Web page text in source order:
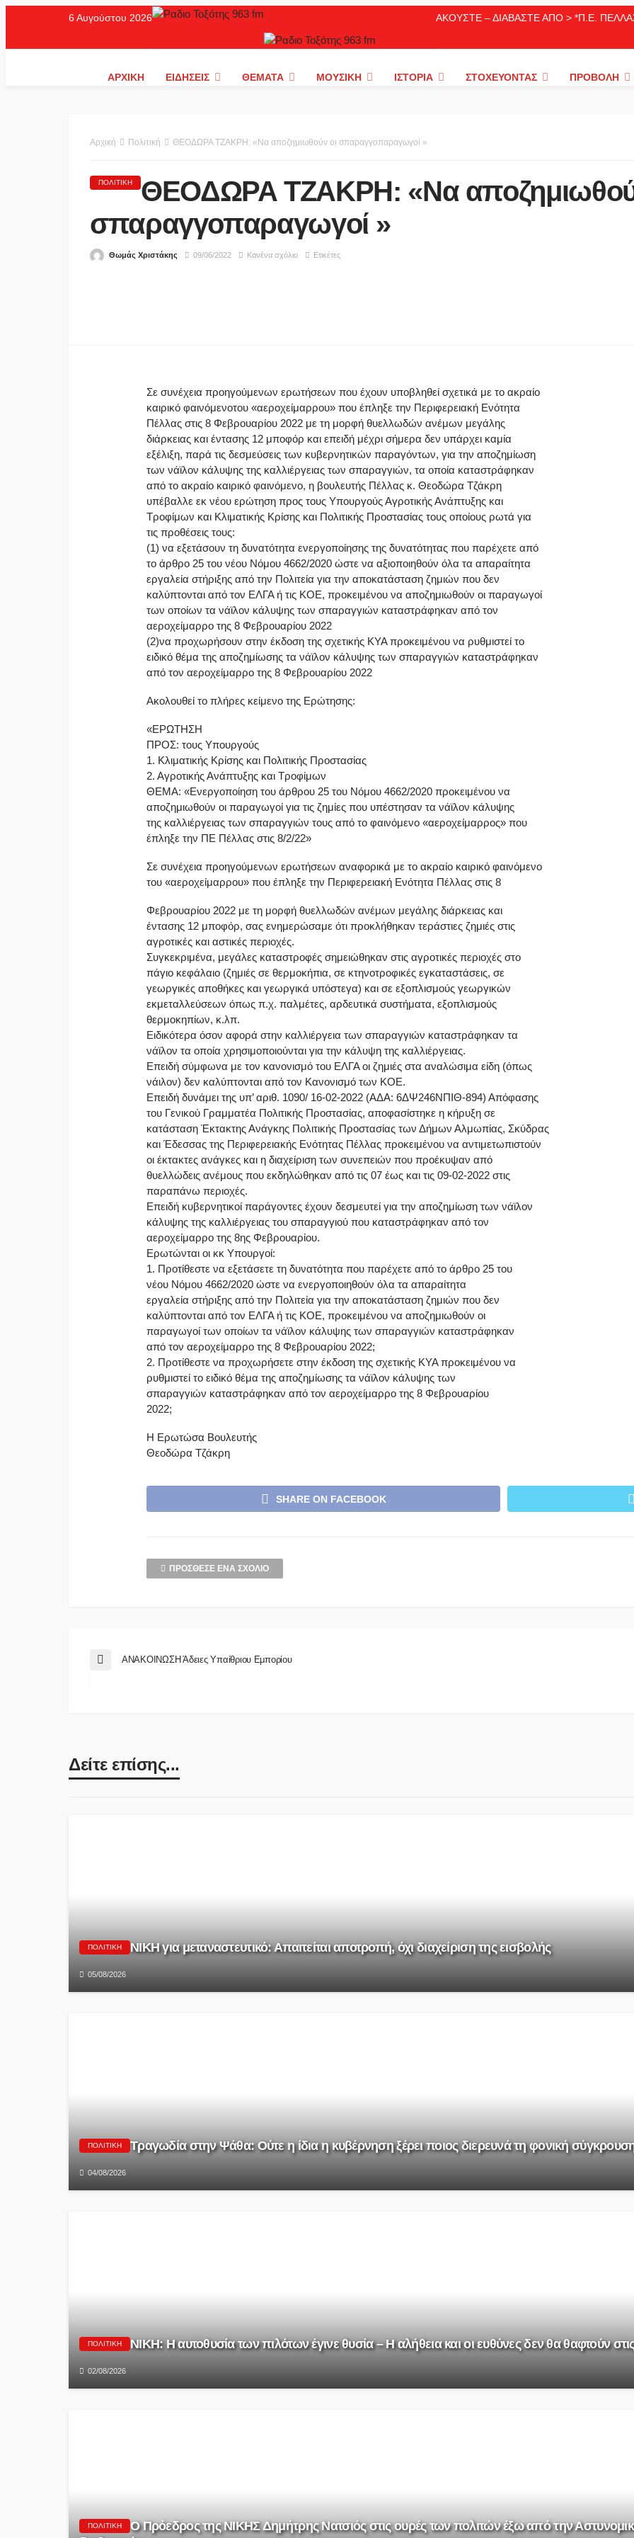
6 Αυγούστου 2026 ΑΚΟΥΣΤΕ – ΔΙΑΒΑΣΤΕ ΑΠΟ > *Π.Ε.
ΑΡΧΙΚΉ ΕΙΔΉΣΕΙΣ ΘΈΜΑΤΑ ΜΟΥΣΙΚΉ ΙΣΤΟΡΊΑ ΣΤΟΧΕΎΟΝΤΑΣ ΠΡΟΒΟΛΉ
Αρχική Πολιτική ΘΕΟΔΩΡΑ ΤΖΑΚΡΗ: «Να αποζημιωθούν οι σπαραγγοπαραγωγοί »
ΠΟΛΙΤΙΚΉ
ΘΕΟΔΩΡΑ ΤΖΑΚΡΗ: «Να
σπαραγγοπαραγωγοί »
Θωμάς Χριστάκης 09/06/2022 Κανένα σχόλιο Ετικέτες
Σε συνέχεια προηγούμενων ερωτήσεων που έχουν υποβληθεί σχετικά με το ακραίο
καιρικό φαινόμενοτου «αεροχείμαρρου» που έπληξε την Περιφερειακή Ενότητα
Πέλλας στις 8 Φεβρουαρίου 2022 με τη μορφή θυελλωδών ανέμων μεγάλης
διάρκειας και έντασης 12 μποφόρ και επειδή μέχρι σήμερα δεν υπάρχει καμία
εξέλιξη, παρά τις δεσμεύσεις των κυβερνητικών παραγόντων, για την αποζημίωση
των νάϊλον κάλυψης της καλλιέργειας των σπαραγγιών, τα οποία καταστράφηκαν
από το ακραίο καιρικό φαινόμενο, η βουλευτής Πέλλας κ. Θεοδώρα Τζάκρη
υπέβαλλε εκ νέου ερώτηση προς τους Υπουργούς Αγροτικής Ανάπτυξης και
Τροφίμων και Κλιματικής Κρίσης και Πολιτικής Προστασίας τους οποίους ρωτά για
τις προθέσεις τους:
(1) να εξετάσουν τη δυνατότητα ενεργοποίησης της δυνατότητας που παρέχετε από
το άρθρο 25 του νέου Νόμου 4662/2020 ώστε να αξιοποιηθούν όλα τα απαραίτητα
εργαλεία στήριξης από την Πολιτεία για την αποκατάσταση ζημιών που δεν
καλύπτονται από τον ΕΛΓΑ ή τις ΚΟΕ, προκειμένου να αποζημιωθούν οι παραγωγοί
των οποίων τα νάϊλον κάλυψης των σπαραγγιών καταστράφηκαν από τον
αεροχείμαρρο της 8 Φεβρουαρίου 2022
(2)να προχωρήσουν στην έκδοση της σχετικής ΚΥΑ προκειμένου να ρυθμιστεί το
ειδικό θέμα της αποζημίωσης τα νάϊλον κάλυψης των σπαραγγιών καταστράφηκαν
από τον αεροχείμαρρο της 8 Φεβρουαρίου 2022
Ακολουθεί το πλήρες κείμενο της Ερώτησης:
«ΕΡΩΤΗΣΗ
ΠΡΟΣ: τους Υπουργούς
1. Κλιματικής Κρίσης και Πολιτικής Προστασίας
2. Αγροτικής Ανάπτυξης και Τροφίμων
ΘΕΜΑ: «Ενεργοποίηση του άρθρου 25 του Νόμου 4662/2020 προκειμένου να
αποζημιωθούν οι παραγωγοί για τις ζημίες που υπέστησαν τα νάϊλον κάλυψης
της καλλιέργειας των σπαραγγιών τους από το φαινόμενο «αεροχείμαρρος» που
έπληξε την ΠΕ Πέλλας στις 8/2/22»
Σε συνέχεια προηγούμενων ερωτήσεων αναφορικά με το ακραίο καιρικό φαινόμενο
του «αεροχείμαρρου» που έπληξε την Περιφερειακή Ενότητα Πέλλας στις 8
Φεβρουαρίου 2022 με τη μορφή θυελλωδών ανέμων μεγάλης διάρκειας και
έντασης 12 μποφόρ, σας ενημερώσαμε ότι προκλήθηκαν τεράστιες ζημιές στις
αγροτικές και αστικές περιοχές.
Συγκεκριμένα, μεγάλες καταστροφές σημειώθηκαν στις αγροτικές περιοχές στο
πάγιο κεφάλαιο (ζημιές σε θερμοκήπια, σε κτηνοτροφικές εγκαταστάσεις, σε
γεωργικές αποθήκες και γεωργικά υπόστεγα) και σε εξοπλισμούς γεωργικών
εκμεταλλεύσεων όπως π.χ. παλμέτες, αρδευτικά συστήματα, εξοπλισμούς
θερμοκηπίων, κ.λπ.
Ειδικότερα όσον αφορά στην καλλιέργεια των σπαραγγιών καταστράφηκαν τα
νάϊλον τα οποία χρησιμοποιούνται για την κάλυψη της καλλιέργειας.
Επειδή σύμφωνα με τον κανονισμό του ΕΛΓΑ οι ζημιές στα αναλώσιμα είδη (όπως
νάιλον) δεν καλύπτονται από τον Κανονισμό των ΚΟΕ.
Επειδή δυνάμει της υπ’ αριθ. 1090/ 16-02-2022 (ΑΔΑ: 6ΔΨ246ΝΠΙΘ-894) Απόφασης
του Γενικού Γραμματέα Πολιτικής Προστασίας, αποφασίστηκε η κήρυξη σε
κατάσταση Έκτακτης Ανάγκης Πολιτικής Προστασίας των Δήμων Αλμωπίας, Σκύδρας
και Έδεσσας της Περιφερειακής Ενότητας Πέλλας προκειμένου να αντιμετωπιστούν
οι έκτακτες ανάγκες και η διαχείριση των συνεπειών που προέκυψαν από
θυελλώδεις ανέμους που εκδηλώθηκαν από τις 07 έως και τις 09-02-2022 στις
παραπάνω περιοχές.
Επειδή κυβερνητικοί παράγοντες έχουν δεσμευτεί για την αποζημίωση των νάϊλον
κάλυψης της καλλιέργειας του σπαραγγιού που καταστράφηκαν από τον
αεροχείμαρρο της 8ης Φεβρουαρίου.
Ερωτώνται οι κκ Υπουργοί:
1. Προτίθεστε να εξετάσετε τη δυνατότητα που παρέχετε από το άρθρο 25 του
νέου Νόμου 4662/2020 ώστε να ενεργοποιηθούν όλα τα απαραίτητα
εργαλεία στήριξης από την Πολιτεία για την αποκατάσταση ζημιών που δεν
καλύπτονται από τον ΕΛΓΑ ή τις ΚΟΕ, προκειμένου να αποζημιωθούν οι
παραγωγοί των οποίων τα νάϊλον κάλυψης των σπαραγγιών καταστράφηκαν
από τον αεροχείμαρρο της 8 Φεβρουαρίου 2022;
2. Προτίθεστε να προχωρήσετε στην έκδοση της σχετικής ΚΥΑ προκειμένου να
ρυθμιστεί το ειδικό θέμα της αποζημίωσης τα νάϊλον κάλυψης των
σπαραγγιών καταστράφηκαν από τον αεροχείμαρρο της 8 Φεβρουαρίου
2022;
Η Ερωτώσα Βουλευτής
Θεοδώρα Τζάκρη
SHARE ON FACEBOOK
ΠΡΌΣΘΕΣΕ ΈΝΑ ΣΧΌΛΙΟ
ΑΝΑΚΟΙΝΩΣΗ Άδειες Υπαίθριου Εμπορίου
Δείτε επίσης...
ΠΟΛΙΤΙΚΉ ΝΙΚΗ για μεταναστευτικό: Απαιτείται αποτροπή, όχι διαχείριση της εισβολής
05/08/2026
ΠΟΛΙΤΙΚΉ Τραγωδία στην Ψάθα: Ούτε η ίδια η κυβέρνηση ξέρει ποιος διερευνά τη φονική
04/08/2026
ΠΟΛΙΤΙΚΉ ΝΙΚΗ: Η αυτοθυσία των πιλότων έγινε θυσία – Η αλήθεια και οι ευθύνες δεν θα θαφτούν
02/08/2026
ΠΟΛΙΤΙΚΉ
Ο Πρόεδρος της ΝΙΚΗΣ Δημήτρης Νατσιός στις ουρές των πολιτών έξω από την